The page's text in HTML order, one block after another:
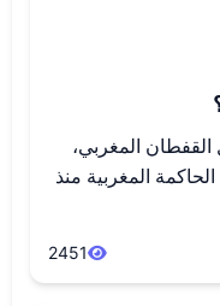
المغربي،
المغربية منذ
2451